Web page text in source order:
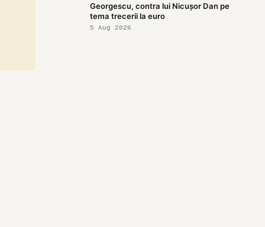
Georgescu, contra lui Nicușor Dan pe
tema trecerii la euro
5 Aug 2026